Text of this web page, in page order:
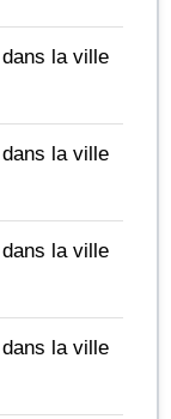
la ville
la ville
la ville
la ville